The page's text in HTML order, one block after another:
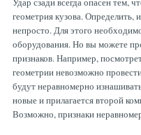
геометрия кузова. Определить,
непросто. Для этого
оборудования. Но вы можете
признаков. Например,
геометрии невозможно
будут неравномерно
новые и прилагается второй
Возможно, признаки